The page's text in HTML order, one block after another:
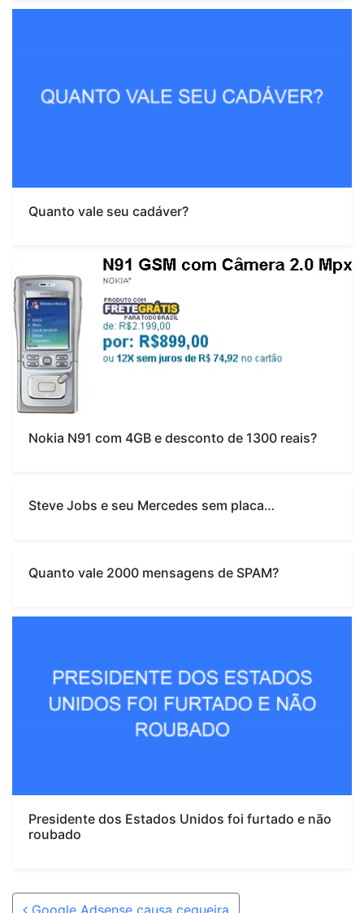
Quanto vale seu cadáver?
Nokia N91 com 4GB e desconto de 1300 reais?
Steve Jobs e seu Mercedes sem placa…
Quanto vale 2000 mensagens de SPAM?
Presidente dos Estados Unidos foi furtado e não
roubado